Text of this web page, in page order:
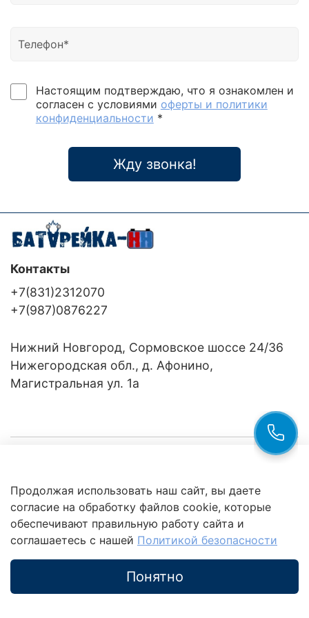
двух возможных режимов преобразования
мощности 0.99, входной коэффициент нелинейных
искажений по току (КНИ - THDi) ≤ 3%, выходной
КНИ по напряжению ≤3%. Выходной коэффициент
устройство с цифровым управлением:
возможность гибкого изменения параметров
зарядного устройства и батарейных комплектов,
подключения) в режиме on line. Возможность
использования как совместных, так и раздельных
батарейных комплектов при параллельном
Настоящим подтверждаю, что я ознакомлен и
согласен с условиями оферты и политики
конфиденциальности *
Жду звонка!
Клиентам
Это интересно
Контакты
+7(831)2312070
+7(987)0876227
Нижний Новгород, Сормовское шоссе 24/36
Нижегородская обл., д. Афонино,
Магистральная ул. 1а
Продолжая использовать наш сайт, вы даете
согласие на обработку файлов cookie, которые
обеспечивают правильную работу сайта и
соглашаетесь с нашей Политикой безопасности
Понятно
обработки